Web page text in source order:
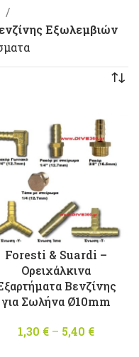
Εξωλεμβιών
Foresti & Suardi –
Ορειχάλκινα
Βενζίνης
για Σωλήνα Ø10mm
1,30 € – 5,40 €